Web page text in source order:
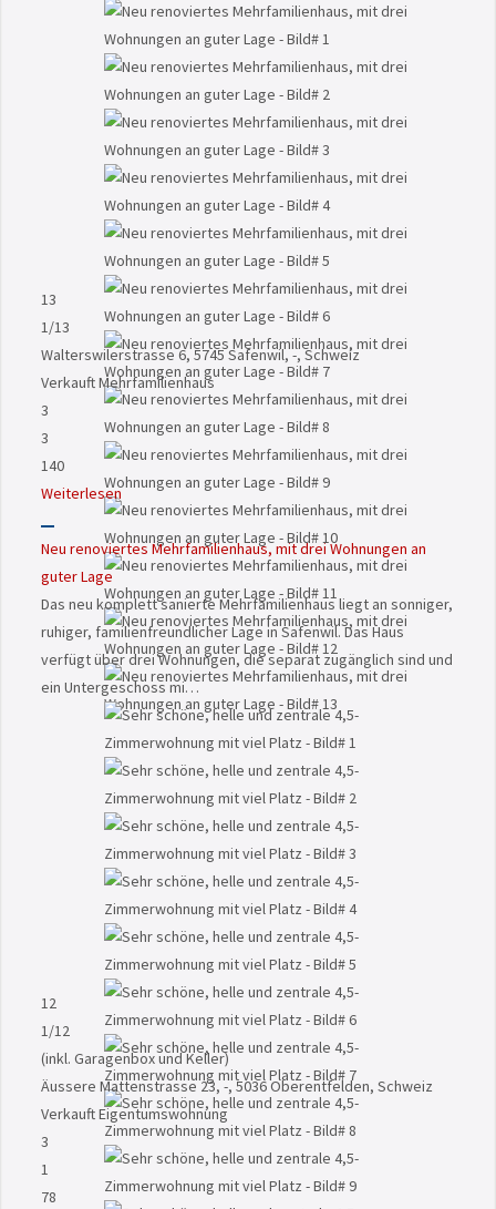
13
1/13
Walterswilerstrasse 6, 5745 Safenwil, -, Schweiz
VerkauftMehrfamilienhaus
3
3
140
Weiterlesen
Neu renoviertes Mehrfamilienhaus, mit drei Wohnungen an
guter Lage
Das neu komplett sanierte Mehrfamilienhaus liegt an sonniger,
ruhiger, familienfreundlicher Lage in Safenwil. Das Haus
verfügt über drei Wohnungen, die separat zugänglich sind und
ein Untergeschoss mi…
12
1/12
(inkl. Garagenbox und Keller)
Äussere Mattenstrasse 23, -, 5036 Oberentfelden, Schweiz
VerkauftEigentumswohnung
3
1
78